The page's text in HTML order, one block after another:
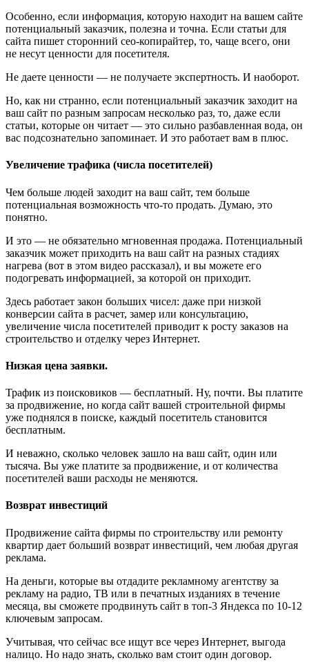
Особенно, если информация, которую находит на вашем сайте
потенциальный заказчик, полезна и точна. Если статьи для
сайта пишет сторонний сео-копирайтер, то, чаще всего, они
не несут ценности для посетителя.
Не даете ценности — не получаете экспертность. И наоборот.
Но, как ни странно, если потенциальный заказчик заходит на
ваш сайт по разным запросам несколько раз, то, даже если
статьи, которые он читает — это сильно разбавленная вода, он
вас подсознательно запоминает. И это работает вам в плюс.
Увеличение трафика (числа посетителей)
Чем больше людей заходит на ваш сайт, тем больше
потенциальная возможность что-то продать. Думаю, это
понятно.
И это — не обязательно мгновенная продажа. Потенциальный
заказчик может приходить на ваш сайт на разных стадиях
нагрева (вот в этом видео рассказал), и вы можете его
подогревать информацией, за которой он приходит.
Здесь работает закон больших чисел: даже при низкой
конверсии сайта в расчет, замер или консультацию,
увеличение числа посетителей приводит к росту заказов на
строительство и отделку через Интернет.
Низкая цена заявки.
Трафик из поисковиков — бесплатный. Ну, почти. Вы платите
за продвижение, но когда сайт вашей строительной фирмы
уже поднялся в поиске, каждый посетитель становится
бесплатным.
И неважно, сколько человек зашло на ваш сайт, один или
тысяча. Вы уже платите за продвижение, и от количества
посетителей ваши расходы не меняются.
Возврат инвестиций
Продвижение сайта фирмы по строительству или ремонту
квартир дает больший возврат инвестиций, чем любая другая
реклама.
На деньги, которые вы отдадите рекламному агентству за
рекламу на радио, ТВ или в печатных изданиях в течение
месяца, вы сможете продвинуть сайт в топ-3 Яндекса по 10-12
ключевым запросам.
Учитывая, что сейчас все ищут все через Интернет, выгода
налицо. Но надо знать, сколько вам стоит один договор.